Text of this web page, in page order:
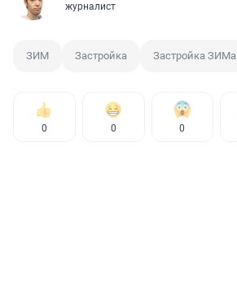
журналист
ЗИМ Застройка Застройка ЗИМа
0 0 0